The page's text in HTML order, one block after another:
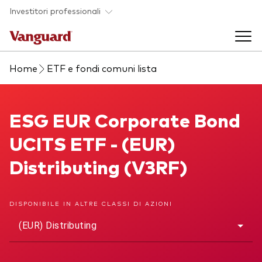
Skip to main content
Investitori professionali
Prodotti di investimento
Visualizza i nostri prodotti per categorie
Cerca i nostri prodotti
Eventi ed approfondimenti
Back to main menu
La società
Chi siamo
Home ETF e fondi comuni lista
ESG EUR Corporate Bond UCITS ETF
ESG EUR Corporate Bond
UCITS ETF - (EUR)
Distributing (V3RF)
DISPONIBILE IN ALTRE CLASSI DI AZIONI
(EUR) Distributing